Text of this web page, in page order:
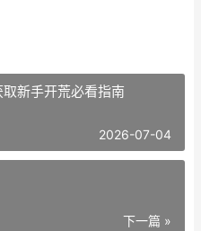
新手开荒必看指南
2026-07-04
下一篇 »